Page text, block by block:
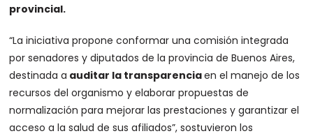
provincial.
“La iniciativa propone conformar una comisión integrada
por senadores y diputados de la provincia de Buenos Aires,
destinada a auditar la transparenciaen el manejo de los
recursos del organismo y elaborar propuestas de
normalización para mejorar las prestaciones y garantizar el
acceso a la salud de sus afiliados”, sostuvieron los